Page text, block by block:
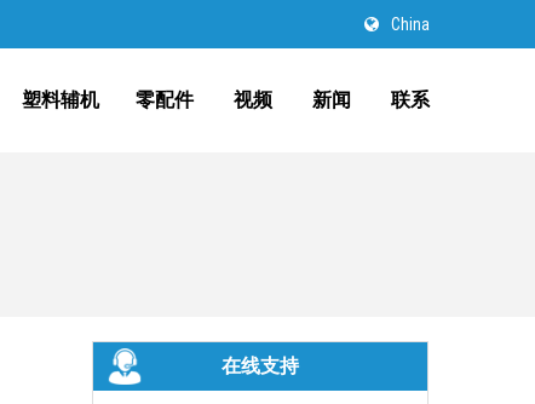
China
塑料辅机 零配件 视频 新闻 联系
在线支持